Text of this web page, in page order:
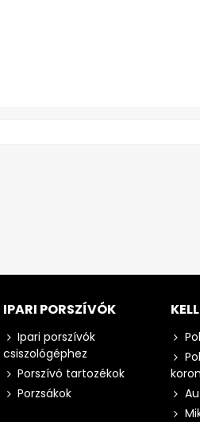
IPARI PORSZÍVÓK
Ipari porszívók
csiszológéphez
Porszívó tartozékok
Porzsákok